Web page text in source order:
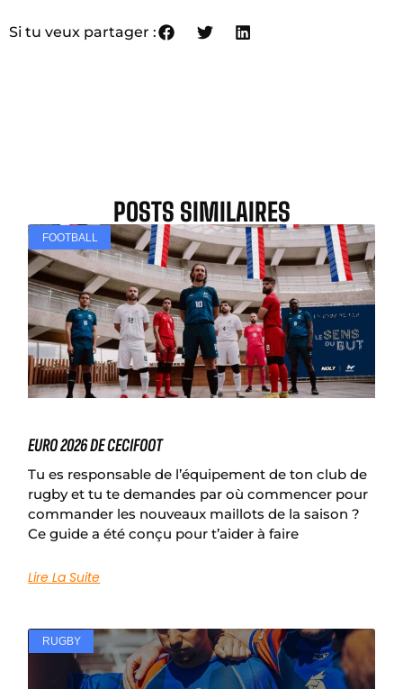
Si tu veux partager :
POSTS SIMILAIRES
FOOTBALL
EURO 2026 DE CECIFOOT
Tu es responsable de l’équipement de ton club de
rugby et tu te demandes par où commencer pour
commander les nouveaux maillots de la saison ?
Ce guide a été conçu pour t’aider à faire
Lire La Suite
RUGBY